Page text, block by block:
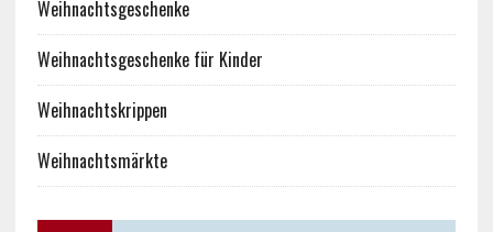
Weihnachtsgeschenke
Weihnachtsgeschenke für Kinder
Weihnachtskrippen
Weihnachtsmärkte